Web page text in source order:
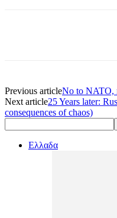
Previous articleNo to NATO,
Next article25 Years later:
consequences of chaos)
Ελλαδα